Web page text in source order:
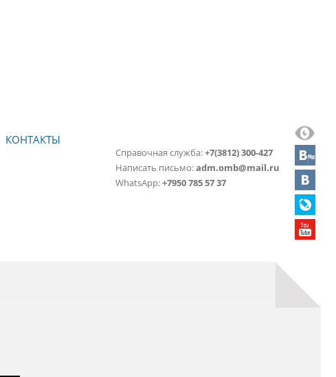
КОНТАКТЫ
Справочная служба:+7(3812) 300-427
Написать письмо:adm.omb@mail.ru
WhatsApp:+7950 785 57 37